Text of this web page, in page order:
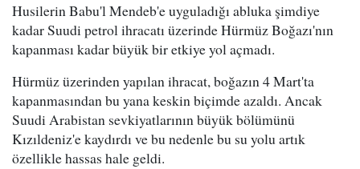
Husilerin Babu'l Mendeb'e uyguladığı abluka şimdiye
kadar Suudi petrol ihracatı üzerinde Hürmüz Boğazı'nın
kapanması kadar büyük bir etkiye yol açmadı.
Hürmüz üzerinden yapılan ihracat, boğazın 4 Mart'ta
kapanmasından bu yana keskin biçimde azaldı. Ancak
Suudi Arabistan sevkiyatlarının büyük bölümünü
Kızıldeniz'e kaydırdı ve bu nedenle bu su yolu artık
özellikle hassas hale geldi.